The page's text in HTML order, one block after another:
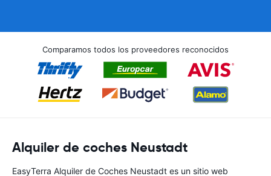
Comparamos todos los proveedores reconocidos
Alquiler de coches Neustadt
EasyTerra Alquiler de Coches Neustadt es un sitio web